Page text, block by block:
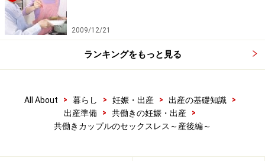
2009/12/21
ランキングをもっと見る
All About > 暮らし > 妊娠・出産 > 出産の基礎知識
>
出産準備
> 共働きの妊娠・出産
>
共働きカップルのセックスレス～産後編～